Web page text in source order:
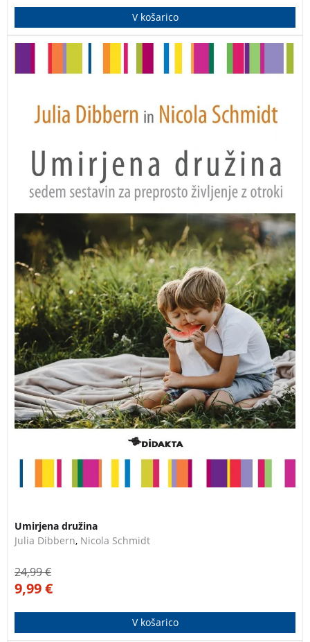
V košarico
po načinu umirjene družine skupaj s svojimi otroki
zaživeli pristneje, pozorneje ter predvsem mirneje.
Umirjena družina
Julia Dibbern, Nicola Schmidt
24,99€
9,99€
V košarico